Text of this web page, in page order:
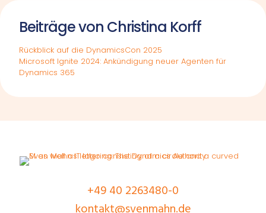
Beiträge von Christina Korff
Rückblick auf die DynamicsCon 2025
Microsoft Ignite 2024: Ankündigung neuer Agenten für
Dynamics 365
+49 40 2263480-0